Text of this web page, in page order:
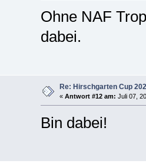
Ohne NAF
dabei.
Re: Hirschgarten Cup
« Antwort #12 am: Juli 07,
Bin dabei!